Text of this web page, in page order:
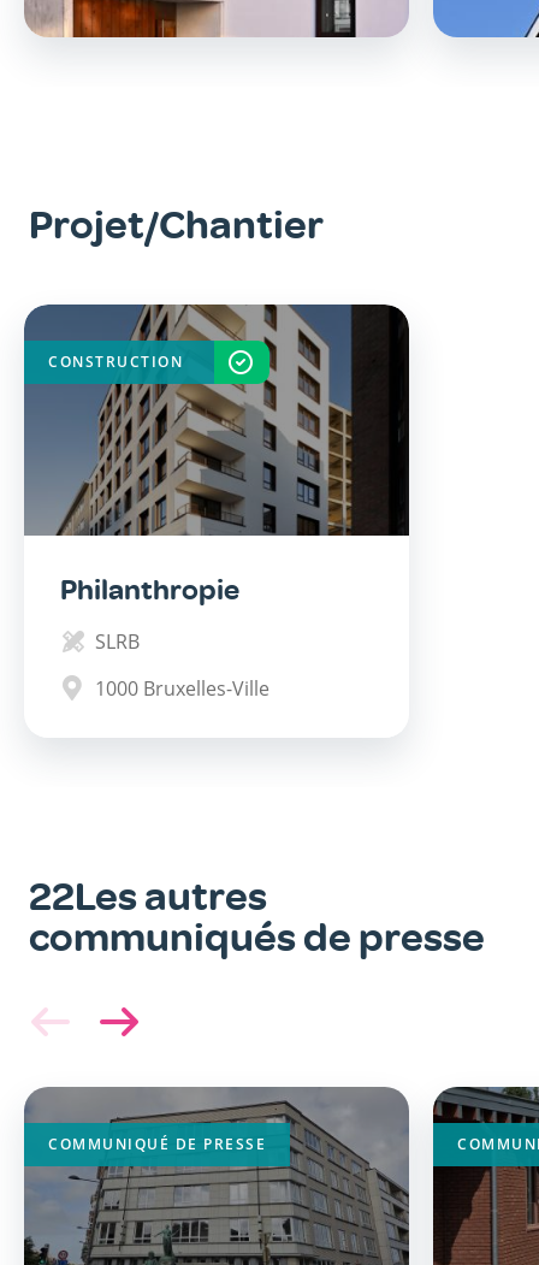
Projet/Chantier
Philanthropie
SLRB
1000 Bruxelles-Ville
CONSTRUCTION TERMINÉ
22Les autres
communiqués de presse
Image
principale
COMMUNIQUÉ DE PRESSE
Image